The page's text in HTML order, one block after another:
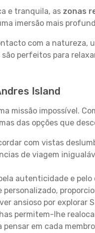
e tranquila, as zonas
imersão mais
com a natureza,
perfeitos para
Island
missão impossível.
das opções que
com vistas
de viagem
autenticidade e
ansioso por explorar
permitem-lhe
pensar em cada